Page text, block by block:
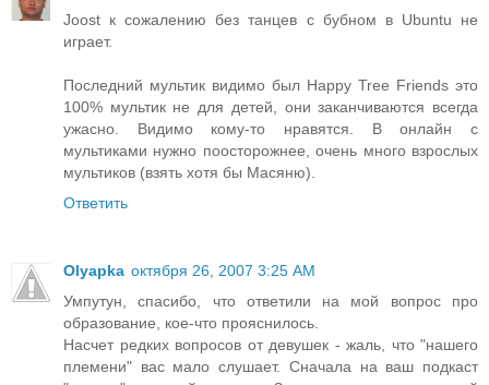
Joost к сожалению без танцев с бубном в Ubuntu не
играет.
Последний мультик видимо был Happy Tree Friends это
100% мультик не для детей, они заканчиваются всегда
ужасно. Видимо кому-то нравятся. В онлайн с
мультиками нужно поосторожнее, очень много взрослых
мультиков (взять хотя бы Масяню).
Ответить
Olyapka октября 26, 2007 3:25 AM
Умпутун, спасибо, что ответили на мой вопрос про
образование, кое-что прояснилось.
Насчет редких вопросов от девушек - жаль, что "нашего
племени" вас мало слушает. Сначала на ваш подкаст